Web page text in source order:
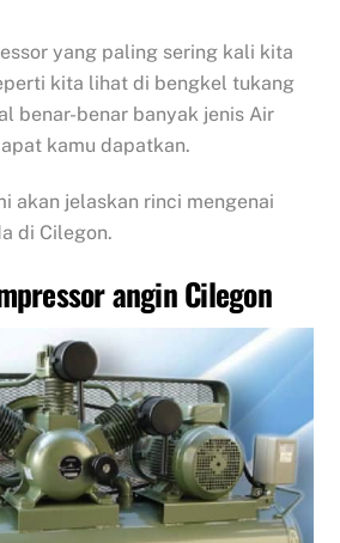
yang paling sering kali kita
kita lihat di bengkel tukang
benar-benar banyak jenis Air
kamu dapatkan.
akan jelaskan rinci mengenai
di Cilegon.
angin Cilegon